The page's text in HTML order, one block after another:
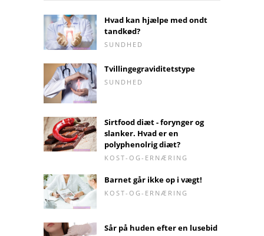
Hvad kan hjælpe med ondt
tandkød?
SUNDHED
Tvillingegraviditetstype
SUNDHED
Sirtfood diæt - forynger og
slanker. Hvad er en
polyphenolrig diæt?
KOST-OG-ERNÆRING
Barnet går ikke op i vægt!
KOST-OG-ERNÆRING
Sår på huden efter en lusebid